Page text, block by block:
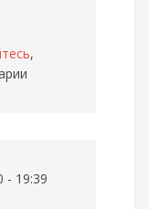
,
- 19:39